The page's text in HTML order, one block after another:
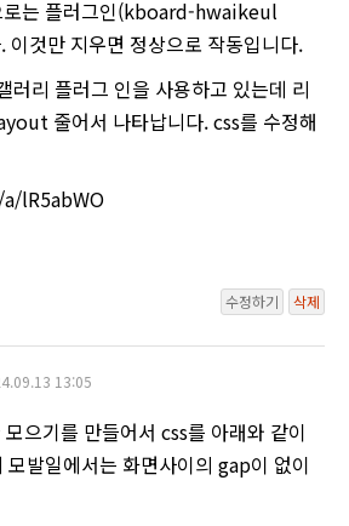
로는 플러그인(kboard-hwaikeul
것만 지우면 정상으로 작동입니다.
러리 플러그 인을 사용하고 있는데 리
줄어서 나타납니다. css를 수정해
lR5abWO
수정하기 삭제
13:05
으기를 만들어서 css를 아래와 같이
모발일에서는 화면사이의 gap이 없이